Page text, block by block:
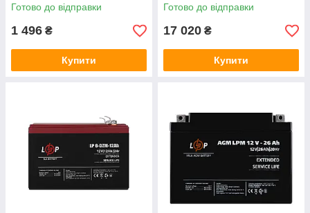
Готово до відправки
1 496 ₴
Купити
Готово до відправки
17 020 ₴
Купити